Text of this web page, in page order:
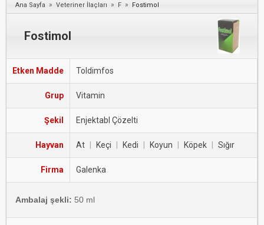
Ana Sayfa » Veteriner İlaçları » F » Fostimol
Fostimol
Etken Madde Toldimfos
Grup Vitamin
Şekil Enjektabl Çözelti
Hayvan At Keçi Kedi Koyun Köpek Sığır
Firma Galenka
Ambalaj şekli: 50 ml